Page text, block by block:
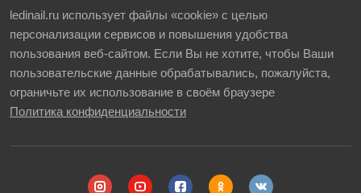
ledinail.ru использует файлы «cookie» с целью
персонализации сервисов и повышения удобства
пользования веб-сайтом. Если Вы не хотите, чтобы Ваши
пользовательские данные обрабатывались, пожалуйста,
ограничьте их использование в своём браузере
Политика конфиденциальности